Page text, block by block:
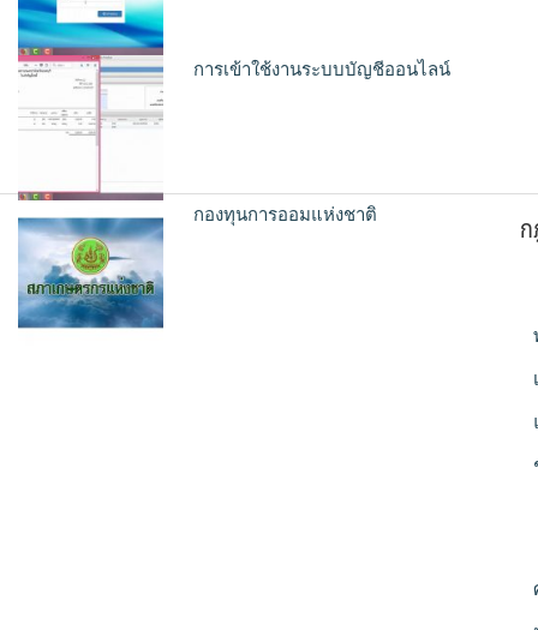
Search
for:
การเข้าใช้งานระบบบัญชีออนไลน์
กองทุนการออมแห่งชาติ